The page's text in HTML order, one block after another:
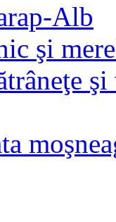
Alb
şi